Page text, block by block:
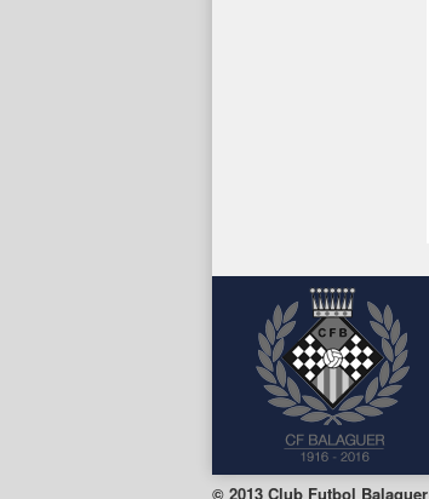
© 2013 Club Futbol Balaguer